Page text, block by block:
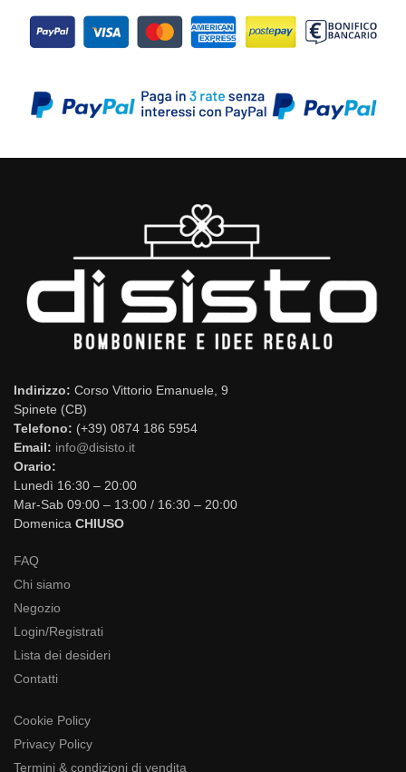
Indirizzo: Corso Vittorio Emanuele, 9
Spinete (CB)
Telefono: (+39) 0874 186 5954
Email: info@disisto.it
Orario:
Lunedì 16:30 – 20:00
Mar-Sab 09:00 – 13:00 / 16:30 – 20:00
Domenica CHIUSO
FAQ
Chi siamo
Negozio
Login/Registrati
Lista dei desideri
Contatti
Cookie Policy
Privacy Policy
Termini & condizioni di vendita